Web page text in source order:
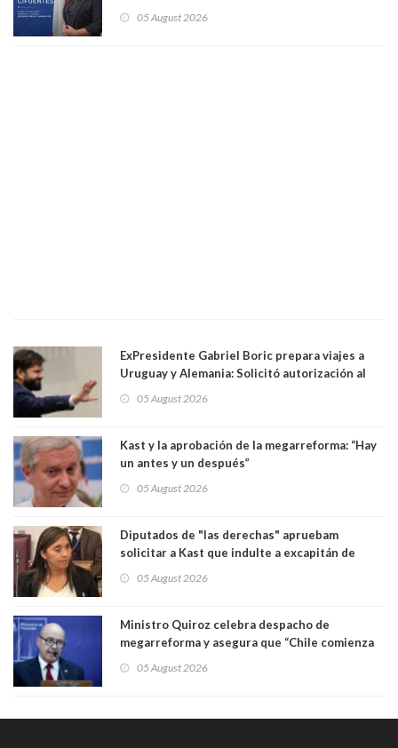
una militante de RN, detenida con 47 kilos de
05 August 2026
ExPresidente Gabriel Boric prepara viajes a
Uruguay y Alemania: Solicitó autorización al
05 August 2026
Kast y la aprobación de la megarreforma: “Hay
un antes y un después”
05 August 2026
Diputados de "las derechas" apruebam
solicitar a Kast que indulte a excapitán de
senadora Fabiola Campillai
05 August 2026
Ministro Quiroz celebra despacho de
megarreforma y asegura que “Chile comienza
05 August 2026